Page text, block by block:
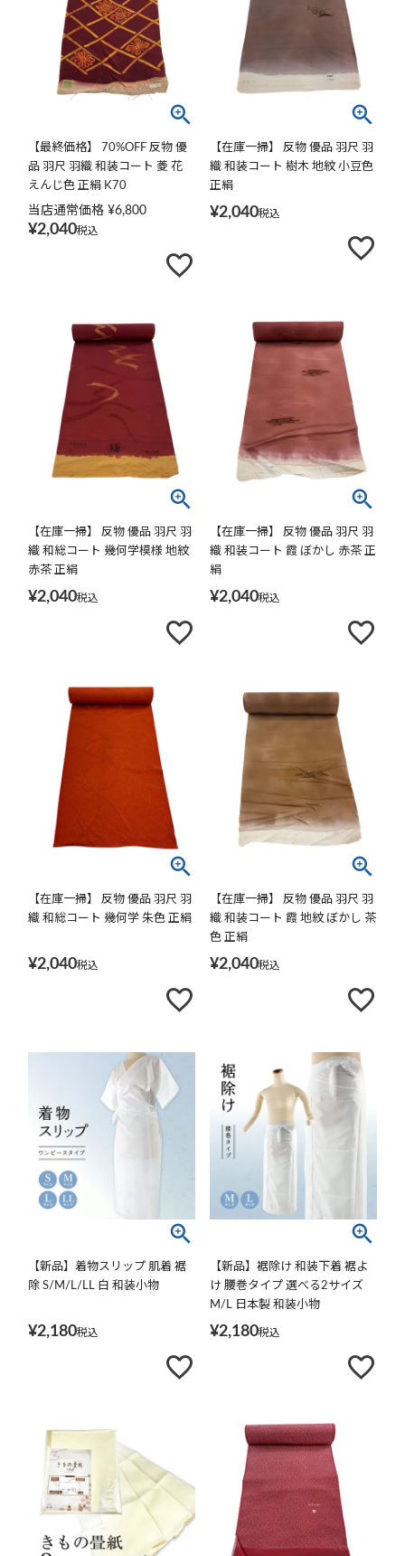
【最終価格】 70%OFF 反物 優
品 羽尺 羽織 和装コート 菱 花
えんじ色 正絹 K70
当店通常価格 ¥6,800
¥2,040税込
【在庫一掃】 反物 優品 羽尺 羽
織 和装コート 樹木 地紋 小豆色
正絹
¥2,040税込
【在庫一掃】 反物 優品 羽尺 羽
織 和総コート 幾何学模様 地紋
赤茶 正絹
¥2,040税込
【在庫一掃】 反物 優品 羽尺 羽
織 和装コート 霞 ぼかし 赤茶 正
絹
¥2,040税込
【在庫一掃】 反物 優品 羽尺 羽
織 和総コート 幾何学 朱色 正絹
¥2,040税込
【在庫一掃】 反物 優品 羽尺 羽
織 和装コート 霞 地紋 ぼかし 茶
色 正絹
¥2,040税込
【新品】着物スリップ 肌着 裾
除 S/M/L/LL 白 和装小物
¥2,180税込
【新品】裾除け 和装下着 裾よ
け 腰巻タイプ 選べる2サイズ
M/L 日本製 和装小物
¥2,180税込